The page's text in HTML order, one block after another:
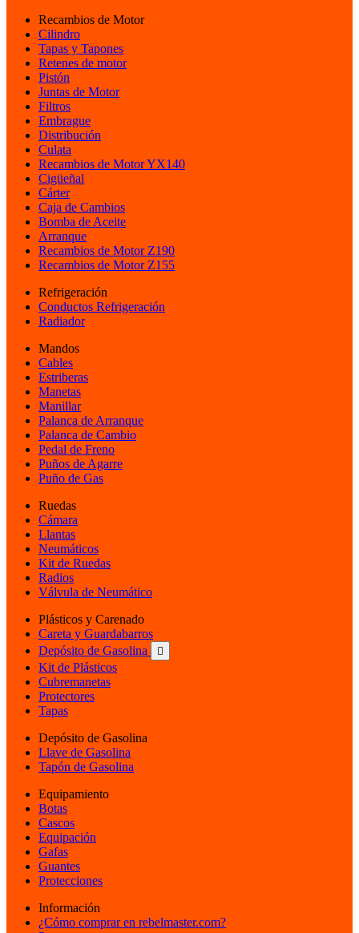
Recambios de Motor
Cilindro
Tapas y Tapones
Retenes de motor
Pistón
Juntas de Motor
Filtros
Embrague
Distribución
Culata
Recambios de Motor YX140
Cigüeñal
Cárter
Caja de Cambios
Bomba de Aceite
Arranque
Recambios de Motor Z190
Recambios de Motor Z155
Refrigeración
Conductos Refrigeración
Radiador
Mandos
Cables
Estriberas
Manetas
Manillar
Palanca de Arranque
Palanca de Cambio
Pedal de Freno
Puños de Agarre
Puño de Gas
Ruedas
Cámara
Llantas
Neumáticos
Kit de Ruedas
Radios
Válvula de Neumático
Plásticos y Carenado
Careta y Guardabarros
Depósito de Gasolina

Kit de Plásticos
Cubremanetas
Protectores
Tapas
Depósito de Gasolina
Llave de Gasolina
Tapón de Gasolina
Equipamiento
Botas
Cascos
Equipación
Gafas
Guantes
Protecciones
Información
¿Cómo comprar en rebelmaster.com?